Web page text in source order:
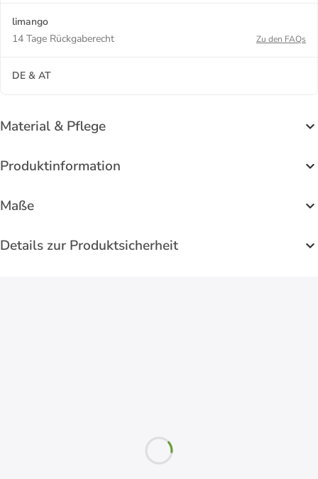
limango
14 Tage Rückgaberecht
Zu den FAQs
DE & AT
Material & Pflege
Produktinformation
Maße
Details zur Produktsicherheit